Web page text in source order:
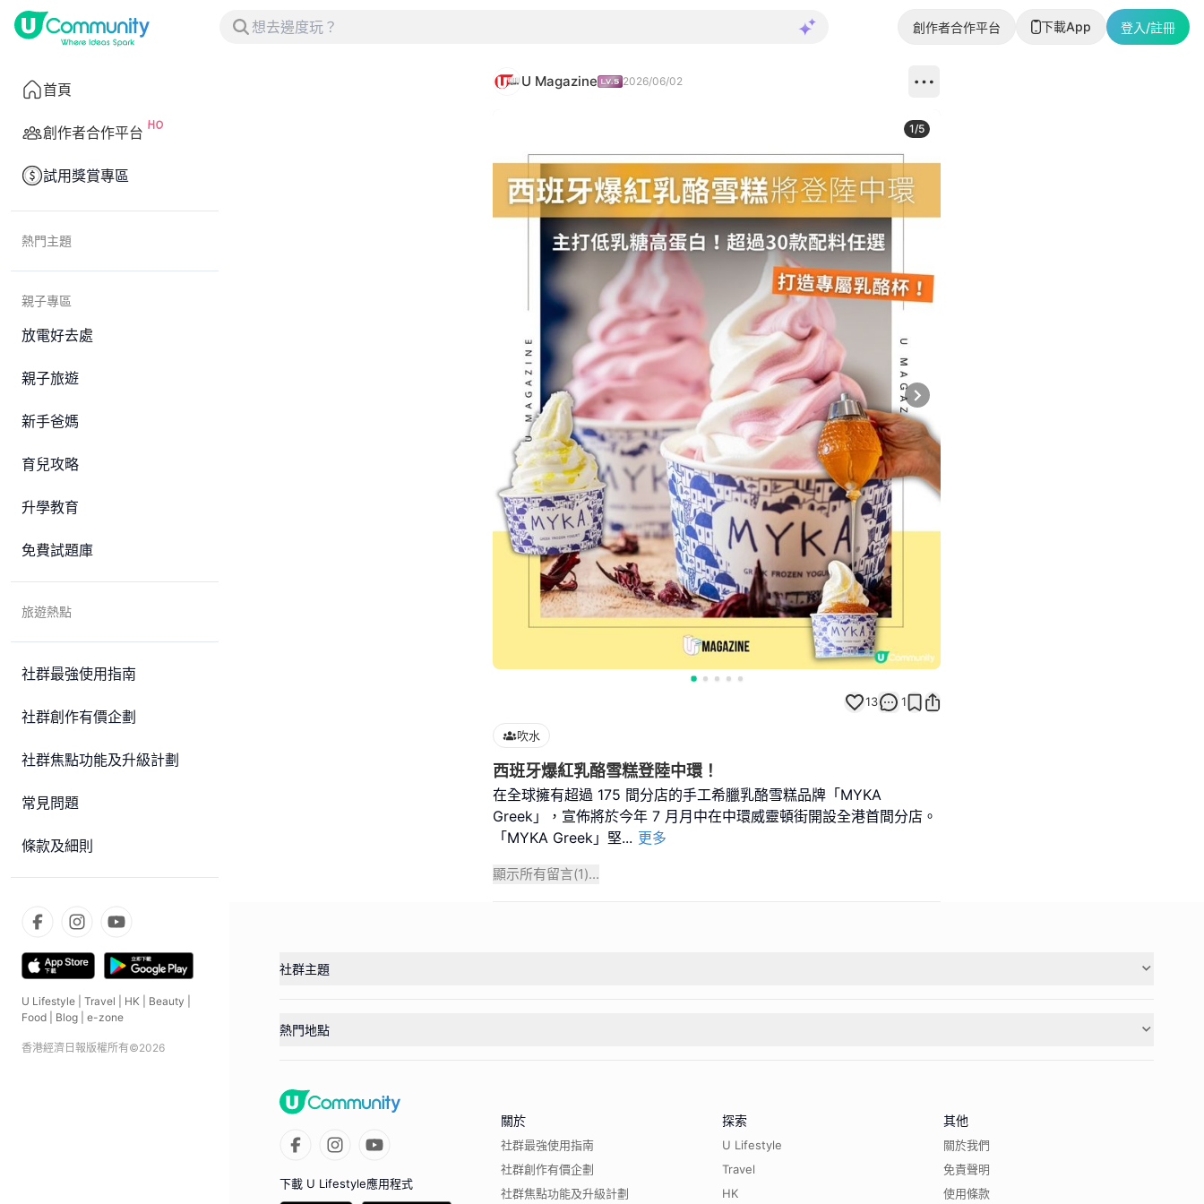
創作者合作平台 下載App 登入/註冊
首頁
創作者合作平台
試用獎賞專區
熱門主題
親子專區
放電好去處
親子旅遊
新手爸媽
育兒攻略
升學教育
免費試題庫
旅遊熱點
社群最強使用指南
社群創作有價企劃
社群焦點功能及升級計劃
常見問題
條款及細則
U Lifestyle Travel HK Beauty
Food
Blog e-zone
香港經濟日報版權所有©2026
U Magazine 2026/06/02
Next slide
1/5
13 1
吹水
西班牙爆紅乳酪雪糕登陸中環！
在全球擁有超過 175 間分店的手工希臘乳酪雪糕品牌「MYKA
Greek」，宣佈將於今年 7 月月中在中環威靈頓街開設全港首間分店。
「MYKA Greek」堅... 更多
顯示所有留言(1)...
社群主題
熱門地點
下載 U Lifestyle應用程式
關於
社群最強使用指南
社群創作有價企劃
社群焦點功能及升級計劃
探索
U Lifestyle
Travel
HK
其他
關於我們
免責聲明
使用條款